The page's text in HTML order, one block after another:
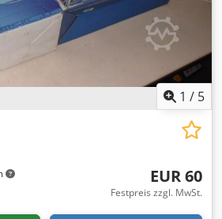
Polypropylen Dwedpfxozdtuas
- Textil (nicht porös) - Leder
- Einzelhandelsbeschilderung -
- Fahrzeugbeschriftungen und -
- Schaufensterdekoration
- Wellpappendisplays -
1 / 5
EUR 60
Festpreis zzgl. MwSt.